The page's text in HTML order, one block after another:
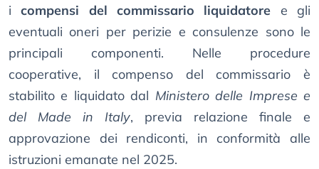
icompensi del commissario liquidatore e gli
eventuali oneri per perizie e consulenze sono le
principali componenti. Nelle procedure
cooperative, il compenso del commissario è
stabilito e liquidato dal Ministero delle Imprese e
del Made in Italy, previa relazione finale e
approvazione dei rendiconti, in conformità alle
istruzioni emanate nel 2025.